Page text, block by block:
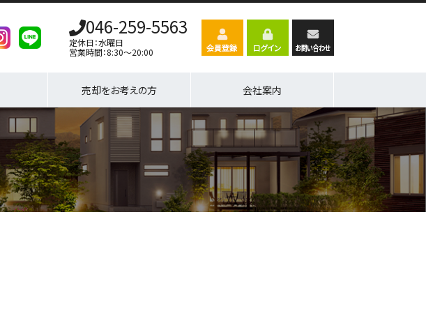
046-259-5563
定休日：水曜日
営業時間：8:30～20:00
売却をお考えの方 会社案内